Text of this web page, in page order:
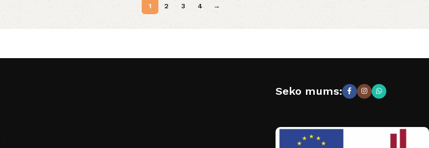
1 2 3 4 →
Seko mums: